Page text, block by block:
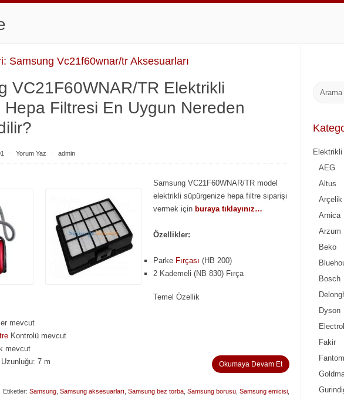
Samsung Vc21f60wnar/tr Aksesuarları
VC21F60WNAR/TR Elektrikli
Hepa Filtresi En Uygun Nereden
⋅ Yorum Yaz ⋅ admin
Samsung VC21F60WNAR/TR model
elektrikli süpürgenize hepa filtre siparişi
vermek için buraya tıklayınız…
Özellikler:
Parke Fırçası (HB 200)
2 Kademeli (NB 830) Fırça
Temel Özellik
mevcut
Kontrolü mevcut
mevcut
7 m
Okumaya Devam Et
Etiketler: Samsung Samsung aksesuarları Samsung bez torba Samsung borusu Samsung emicisi
Elektrikli
AEG
Altus
Arçelik
Arnica
Arzum
Beko
Bosch
Dyson
Fakir
Fantom